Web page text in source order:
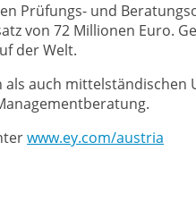
Prüfungs- und
von 72 Millionen Euro.
der Welt.
auch
www.ey.com/austria